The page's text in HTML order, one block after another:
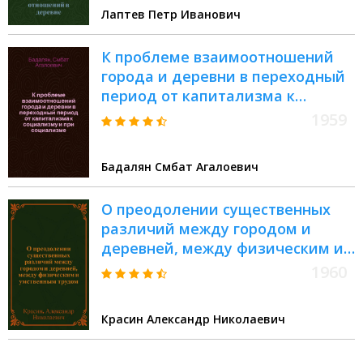
Лаптев Петр Иванович
К проблеме взаимоотношений
города и деревни в переходный
период от капитализма к
социализму и при социализме
Бадалян Смбат Агалоевич
О преодолении существенных
различий между городом и
деревней, между физическим и
умственным трудом
Красин Александр Николаевич